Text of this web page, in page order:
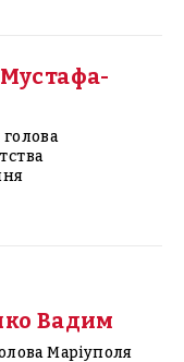
Вадим
Маріуполя